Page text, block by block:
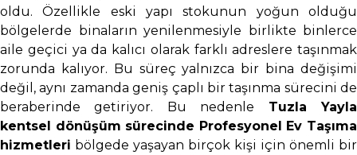
oldu. Özellikle eski yapı stokunun yoğun olduğu
bölgelerde binaların yenilenmesiyle birlikte binlerce
aile geçici ya da kalıcı olarak farklı adreslere taşınmak
zorunda kalıyor. Bu süreç yalnızca bir bina değişimi
değil, aynı zamanda geniş çaplı bir taşınma sürecini de
beraberinde getiriyor. Bu nedenle Tuzla Yayla
kentsel dönüşüm sürecinde Profesyonel Ev Taşıma
hizmetleri bölgede yaşayan birçok kişi için önemli bir